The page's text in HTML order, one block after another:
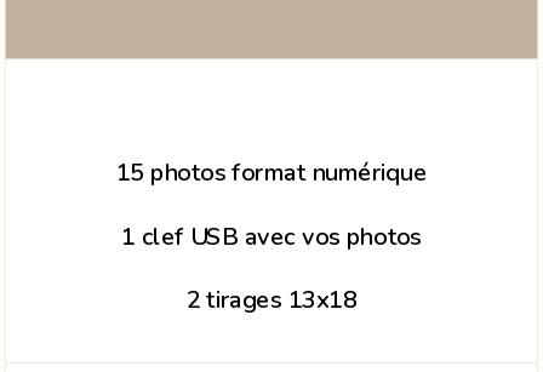
15 photos format numérique
1 clef USB avec vos photos
2 tirages 13x18